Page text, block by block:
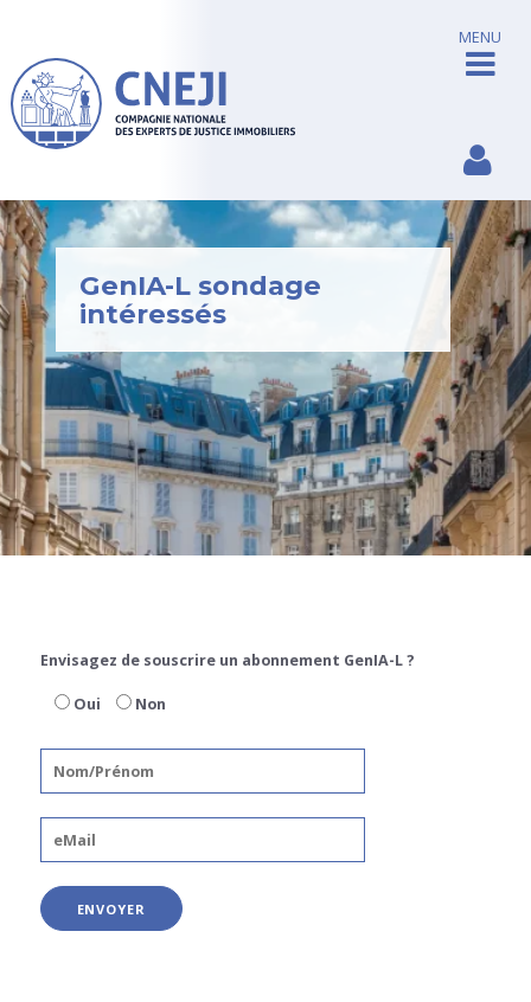
MENU
GenIA-L sondage
intéressés
Envisagez de souscrire un abonnement GenIA-L ?
Oui Non